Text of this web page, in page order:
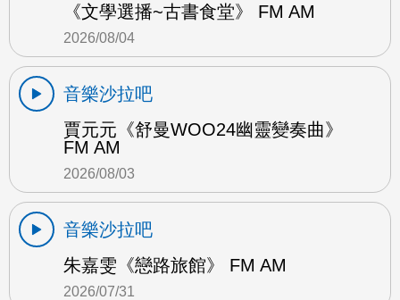
《文學選播~古書食堂》 FM AM
2026/08/04
音樂沙拉吧
賈元元《舒曼WOO24幽靈變奏曲》
FM AM
2026/08/03
音樂沙拉吧
朱嘉雯《戀路旅館》 FM AM
2026/07/31